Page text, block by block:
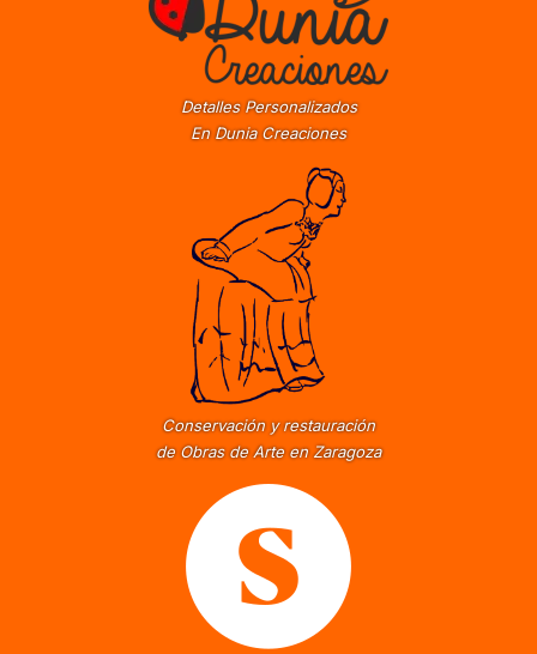
Detalles Personalizados
En Dunia Creaciones
Conservación y restauración
de Obras de Arte en Zaragoza